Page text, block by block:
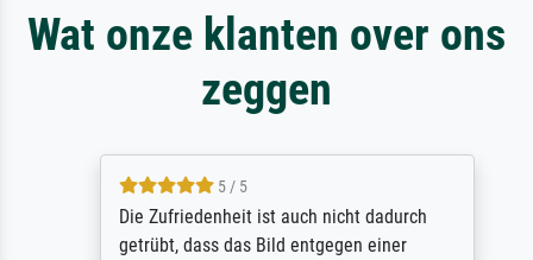
Wat onze klanten over ons
zeggen
5 / 5
Die Zufriedenheit ist auch nicht dadurch
getrübt, dass das Bild entgegen einer